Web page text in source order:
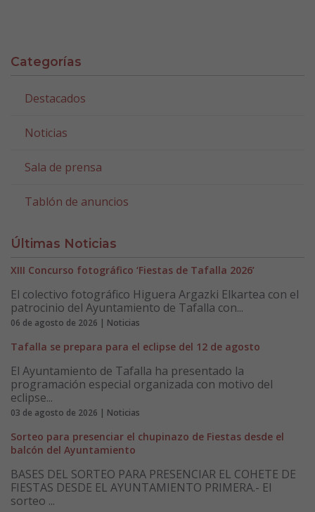
Categorías
Destacados
Noticias
Sala de prensa
Tablón de anuncios
Últimas Noticias
XIII Concurso fotográfico ‘Fiestas de Tafalla 2026’
El colectivo fotográfico Higuera Argazki Elkartea con el
patrocinio del Ayuntamiento de Tafalla con...
06 de agosto de 2026 | Noticias
Tafalla se prepara para el eclipse del 12 de agosto
El Ayuntamiento de Tafalla ha presentado la
programación especial organizada con motivo del
eclipse...
03 de agosto de 2026 | Noticias
Sorteo para presenciar el chupinazo de Fiestas desde el
balcón del Ayuntamiento
BASES DEL SORTEO PARA PRESENCIAR EL COHETE DE
FIESTAS DESDE EL AYUNTAMIENTO PRIMERA.- El
sorteo ...